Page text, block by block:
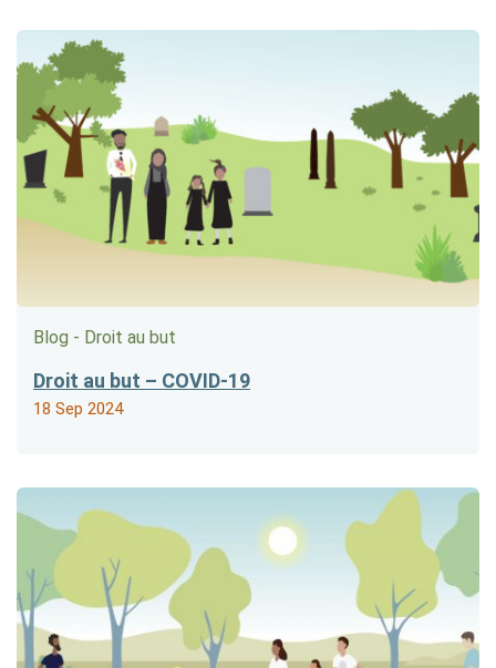
Blog - Droit au but
Droit au but – COVID-19
18 Sep 2024